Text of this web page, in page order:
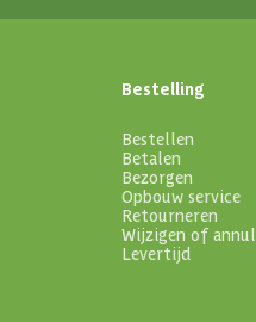
Bestelling
Bestellen
Betalen
Bezorgen
Opbouw service
Retourneren
Wijzigen of
Levertijd